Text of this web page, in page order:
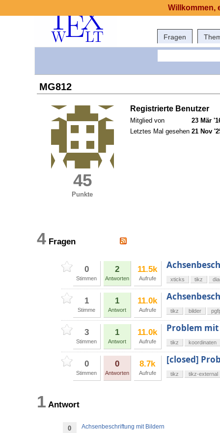
Fragen
MG812
45
Punkte
Registrierte Benutzer
Mitglied von
23 Mär
Letztes Mal gesehen 21 Nov
4 Fragen
0
Stimmen
2
Antworten
11.5k
Aufrufe xticks tikz
1
Stimme
1
Antwort
11.0k
Aufrufe tikz bilder
3
Stimmen
1
Antwort
11.0k
Aufrufe
Problem
tikz koordinaten
0
Stimmen
0
Antworten
8.7k
Aufrufe
[closed]
tikz tikz-external
1 Antwort
0 Achsenbeschriftung mit Bildern
Willkommen,